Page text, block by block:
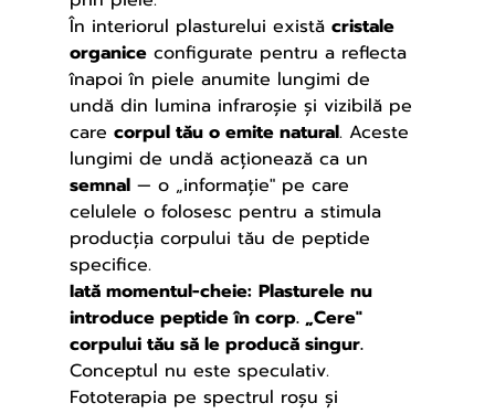
În interiorul plasturelui există cristale
organice configurate pentru a reflecta
înapoi în piele anumite lungimi de
undă din lumina infraroșie și vizibilă pe
care corpul tău o emite natural. Aceste
lungimi de undă acționează ca un
semnal — o „informație" pe care
celulele o folosesc pentru a stimula
producția corpului tău de peptide
specifice.
Iată momentul-cheie: Plasturele nu
introduce peptide în corp. „Cere"
corpului tău să le producă singur.
Conceptul nu este speculativ.
Fototerapia pe spectrul roșu și